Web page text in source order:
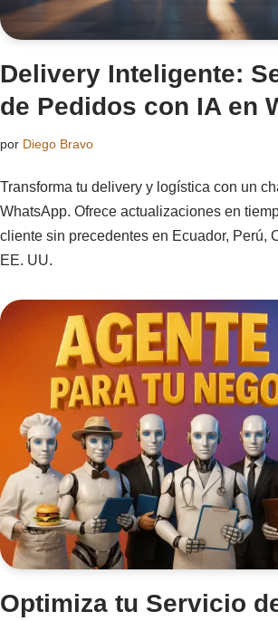
Delivery Inteligente:
de Pedidos con IA en
por Diego Bravo
Transforma tu delivery y logística con un
WhatsApp. Ofrece actualizaciones en
cliente sin precedentes en Ecuador, Perú,
EE. UU.
Optimiza tu Servicio